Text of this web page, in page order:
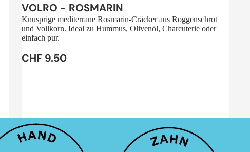
VOLRO - ROSMARIN
Knusprige mediterrane Rosmarin-Cräcker aus Roggenschrot
und Vollkorn. Ideal zu Hummus, Olivenöl, Charcuterie oder
einfach pur.
CHF 9.50